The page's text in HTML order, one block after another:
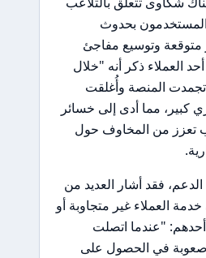
المستخدمون بحدوث
متوقعة وتوسيع مفاجئ
العملاء ذكر أنه "خلال
تجمدت المنصة وأُغلقت
كبير، مما أدى إلى خسائر
تعزز من المخاوف حول
فقد أشار العديد من
العملاء غير متجاوبة أو
"عندما اتصلت
صعوبة في الحصول على